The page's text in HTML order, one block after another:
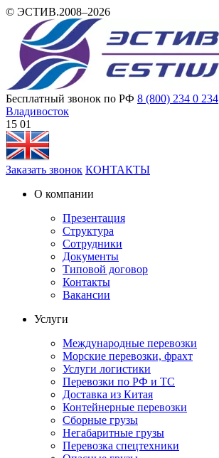
© ЭСТИВ.2008–2026
Бесплатный звонок по РФ 8 (800) 234 0 234
Владивосток
15 01
Заказать звонок КОНТАКТЫ
О компании
Презентация
Структура
Сотрудники
Документы
Типовой договор
Контакты
Вакансии
Услуги
Международные перевозки
Морские перевозки, фрахт
Услуги логистики
Перевозки по РФ и ТС
Доставка из Китая
Контейнерные перевозки
Сборные грузы
Негабаритные грузы
Перевозка спецтехники